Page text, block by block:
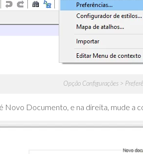
Opção Configurações >
Novo Documento, e na direita, mude a